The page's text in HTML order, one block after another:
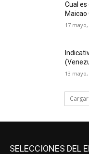
Cual
Maicao
17 mayo,
13 mayo,
SELECCIONES DEL